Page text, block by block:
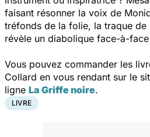
faisant résonner la voix de
tréfonds de la folie, la traque de
révèle un diabolique face-à-
Vous pouvez commander les
Collard en vous rendant sur le
ligne La Griffe noire.
LIVRE